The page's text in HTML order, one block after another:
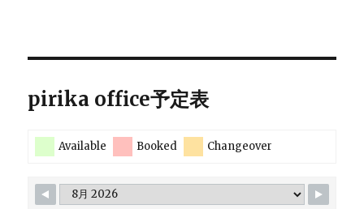
pirika office予定表
Available Booked Changeover